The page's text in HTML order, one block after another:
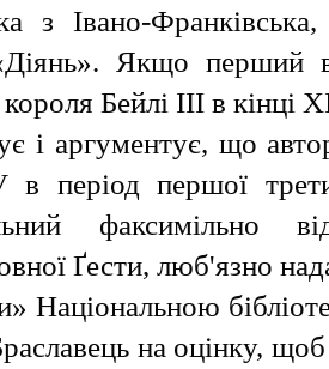
з Івано-
Якщо перший
Бейлі ІІІ в
і аргументує, що
в період першої
факсимільно
Ґести, люб'язно
Національною
на оцінку,